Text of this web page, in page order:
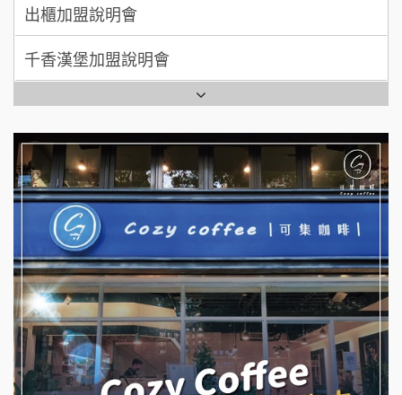
拾鑶火鍋加盟說明會
全家加盟說明會
台灣G湯加盟說明會
彭富貴加盟說明會
NU PASTA義大利麵加盟說明會
潮鍋癮加盟說明會
蓁伙烤倆吃加盟說明會
霏等茶加盟說明會
早安山丘加盟說明會
千香漢堡加盟說明會
七盞茶加盟說明會
拉亞漢堡加盟說明會
杜芳子古味茶鋪加盟說明會
優握握×酸奶大獅加盟說明會
冬城門加盟說明會
拾鑶火鍋加盟說明會
阿性情趣無人販售所加盟明會
龍涎居好湯加盟說明會